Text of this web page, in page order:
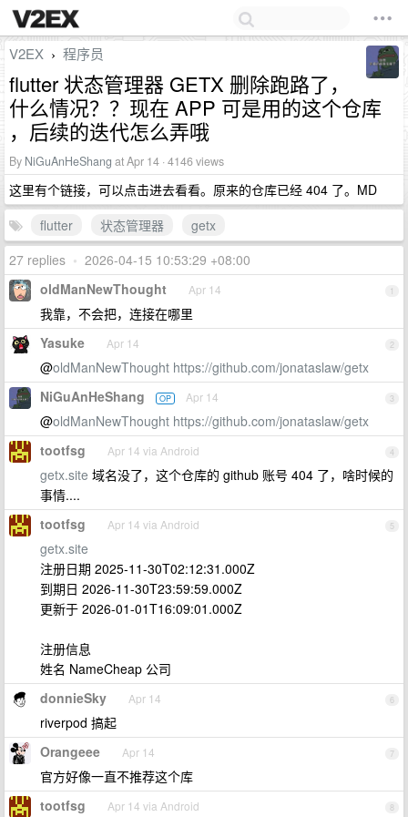
V2EX › 程序员
flutter 状态管理器 GETX 删除跑路了，
什么情况？？现在 APP 可是用的这个仓库
，后续的迭代怎么弄哦
By NiGuAnHeShang at Apr 14 · 4146 views
这里有个链接，可以点击进去看看。原来的仓库已经 404 了。MD
flutter
状态管理器
getx
27 replies • 2026-04-15 10:53:29 +08:00
1
oldManNewThought Apr 14
我靠，不会把，连接在哪里
2
Yasuke Apr 14
@oldManNewThought https://github.com/jonataslaw/getx
3
NiGuAnHeShang OP Apr 14
@oldManNewThought https://github.com/jonataslaw/getx
4
tootfsg Apr 14 via Android
getx.site 域名没了，这个仓库的 github 账号 404 了，啥时候的
事情....
5
tootfsg Apr 14 via Android
getx.site
注册日期 2025-11-30T02:12:31.000Z
到期日 2026-11-30T23:59:59.000Z
更新于 2026-01-01T16:09:01.000Z
注册信息
姓名 NameCheap 公司
6
donnieSky Apr 14
riverpod 搞起
7
Orangeee Apr 14
官方好像一直不推荐这个库
8
tootfsg Apr 14 via Android